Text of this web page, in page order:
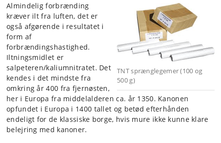
TNT sprænglegemer (100 og
500 g)
Almindelig forbrænding
kræver ilt fra luften, det er
også afgørende i resultatet i
form af
forbrændingshastighed.
Iltningsmidlet er
salpeteren/kaliumnitratet. Det
kendes i det mindste fra
omkring år 400 fra fjernøsten,
her i Europa fra middelalderen ca. år 1350. Kanonen
opfundet i Europa i 1400 tallet og betød efterhånden
endeligt for de klassiske borge, hvis mure ikke kunne klare
belejring med kanoner.